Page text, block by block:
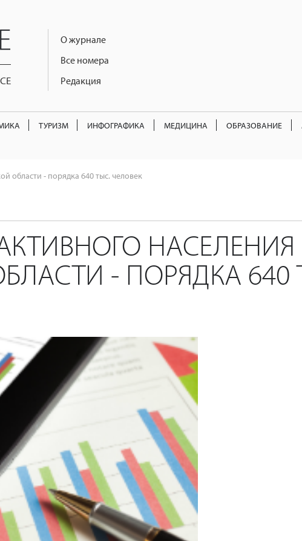
О журнале
Все номера
Редакция
ТУРИЗМ ИНФОГРАФИКА МЕДИЦИНА ОБРАЗОВАНИЕ
области - порядка 640 тыс. человек
НАСЕЛЕНИЯ
- ПОРЯДКА 640